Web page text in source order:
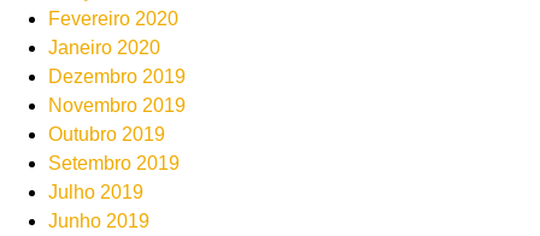
Fevereiro 2020
Janeiro 2020
Dezembro 2019
Novembro 2019
Outubro 2019
Setembro 2019
Julho 2019
Junho 2019